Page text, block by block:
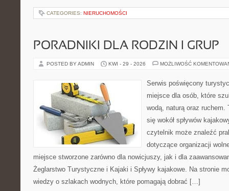
CATEGORIES: NIERUCHOMOŚCI
PORADNIKI DLA RODZIN I GRUP
POSTED BY ADMIN KWI - 29 - 2026 MOŻLIWOŚĆ
Serwis poświęcony
miejsce dla osób, które
wodą, naturą oraz ruchem.
się wokół spływów
czytelnik może znaleźć
dotyczące organizacji
miejsce stworzone zarówno dla nowicjuszy, jak i dla
Żeglarstwo Turystyczne i Kajaki i Spływy kajakowe. Na stronie
wiedzy o szlakach wodnych, które pomagają dobrać […]